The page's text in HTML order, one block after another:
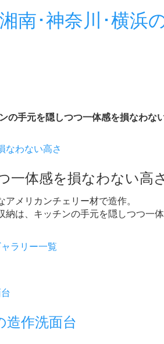
南･神奈川･横浜
の手元を隠しつつ一体感を損なわな
一体感を損なわない高さ
メリカンチェリー材で造作。
は、キッチンの手元を隠しつつ一
作洗面台